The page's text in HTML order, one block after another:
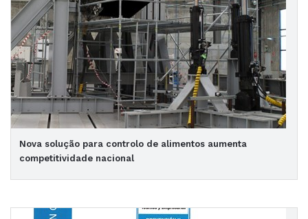
Nova solução para controlo de alimentos aumenta
competitividade nacional